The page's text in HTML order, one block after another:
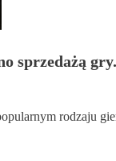
sprzedażą gry.
rodzaju